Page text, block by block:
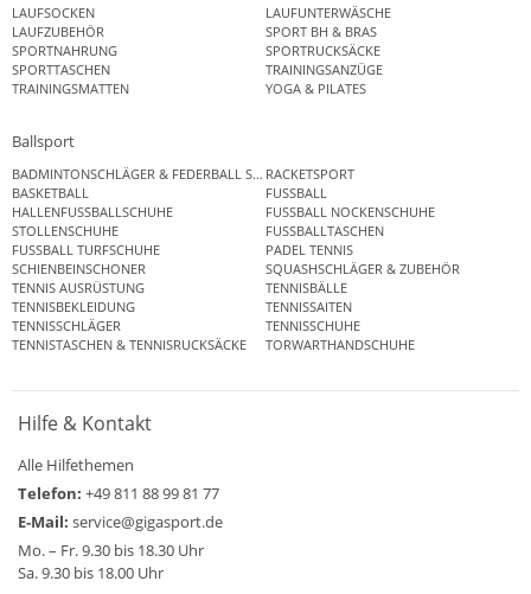
LAUFSOCKEN
LAUFUNTERWÄSCHE
LAUFZUBEHÖR
SPORT BH & BRAS
SPORTNAHRUNG
SPORTRUCKSÄCKE
SPORTTASCHEN
TRAININGSANZÜGE
TRAININGSMATTEN
YOGA & PILATES
Ballsport
BADMINTONSCHLÄGER & FEDERBALL SETSRACKETSPORT
BASKETBALL
FUSSBALL
HALLENFUSSBALLSCHUHE
FUSSBALL NOCKENSCHUHE
STOLLENSCHUHE
FUSSBALLTASCHEN
FUSSBALL TURFSCHUHE
PADEL TENNIS
SCHIENBEINSCHONER
SQUASHSCHLÄGER & ZUBEHÖR
TENNIS AUSRÜSTUNG
TENNISBÄLLE
TENNISBEKLEIDUNG
TENNISSAITEN
TENNISSCHLÄGER
TENNISSCHUHE
TENNISTASCHEN & TENNISRUCKSÄCKE
TORWARTHANDSCHUHE
Hilfe & Kontakt
Alle Hilfethemen
Telefon: +49 811 88 99 81 77
E-Mail: service@gigasport.de
Mo. – Fr. 9.30 bis 18.30 Uhr
Sa. 9.30 bis 18.00 Uhr